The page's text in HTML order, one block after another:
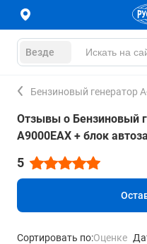
Везде
Бензиновый генератор
Отзывы о Бензиновый
A9000EAX + блок
5
Сортировать по:Оценке